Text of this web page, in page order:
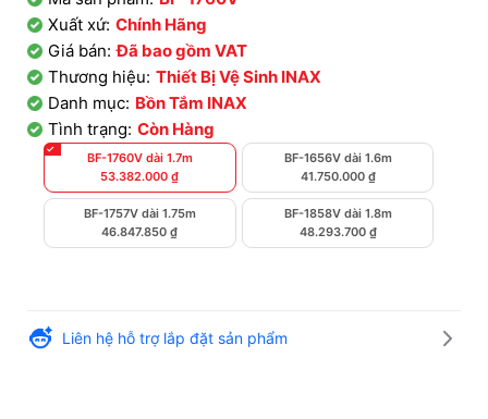
Xuất xứ: Chính Hãng
Giá bán: Đã bao gồm VAT
Thương hiệu: Thiết Bị Vệ Sinh INAX
Danh mục: Bồn Tắm INAX
Tình trạng: Còn Hàng
BF-1760V dài 1.7m
53.382.000₫
BF-1656V dài 1.6m
41.750.000 ₫
BF-1757V dài 1.75m
46.847.850₫
BF-1858V dài 1.8m
48.293.700 ₫
Liên hệ hỗ trợ lắp đặt sản phẩm